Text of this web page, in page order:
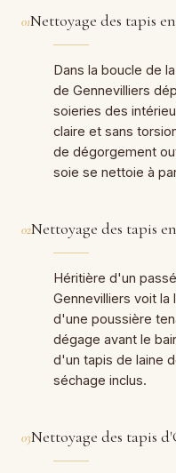
01Nettoyage des tapis
Dans la boucle de
de Gennevilliers
soieries des
claire et sans
de dégorgement
soie se nettoie à
02Nettoyage des tapis
Héritière d'un
Gennevilliers voit
d'une poussière
dégage avant le
d'un tapis de laine
séchage inclus.
03Nettoyage des tapis